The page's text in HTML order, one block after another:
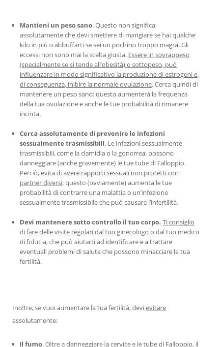
Mantieni un peso sano. Questo non significa
assolutamente che devi smettere di mangiare se hai qualche
kilo in più o abbuffarti se sei un pochino troppo magra. Gli
eccessi non sono mai la scelta giusta. Essere in sovrappeso
(specialmente se si tende all’obesità) o sottopeso, può
influenzare in modo significativo la produzione di estrogeni e,
di conseguenza, inibire la normale ovulazione. Cerca quindi di
mantenere un peso sano: questo aumenterà la frequenza
della tua ovulazione e anche le tue probabilità di rimanere
incinta.
Cerca assolutamente di prevenire le infezioni
sessualmente trasmissibili. Le infezioni sessualmente
trasmissibili, come la clamidia o la gonorrea, possono
danneggiare (anche gravemente) le tue tube di Falloppio.
Perciò,evita di avere rapporti sessuali non protetti con
partner diversi: questo (ovviamente) aumenta le tue
probabilità di contrarre una malattia o un’infezione
sessualmente trasmissibile che può causare l’infertilità.
Devi mantenere sotto controllo il tuo corpo. Ti consiglio
di fare delle visite regolari dal tuo ginecologo o dal tuo medico
di fiducia, che può aiutarti ad identificare e a trattare
eventuali problemi di salute che possono minacciare la tua
fertilità.
Inoltre, se vuoi aumentare la tua fertilità, devievitare
assolutamente:
Il fumo. Oltre a danneggiare la cervice e le tube di Falloppio, il